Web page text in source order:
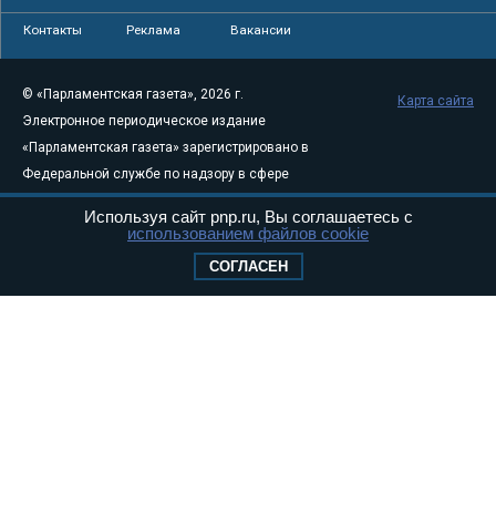
Контакты Реклама Вакансии
© «Парламентская газета», 2026 г.
Электронное периодическое издание
«Парламентская газета» зарегистрировано в
Федеральной службе по надзору в сфере
связи, информационных технологий и
массовых коммуникаций (Роскомнадзор) 05
Свидетельство о регистрации Эл № ФС77-
Карта сайта
Используя сайт pnp.ru, Вы соглашаетесь с
использованием файлов cookie
СОГЛАСЕН